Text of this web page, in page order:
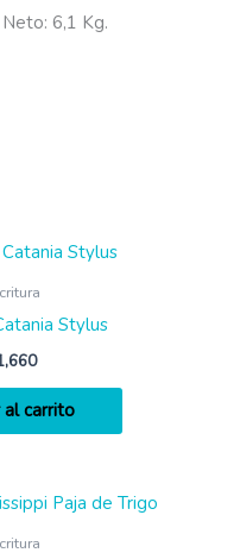
6,1 Kg.
Stylus
al carrito